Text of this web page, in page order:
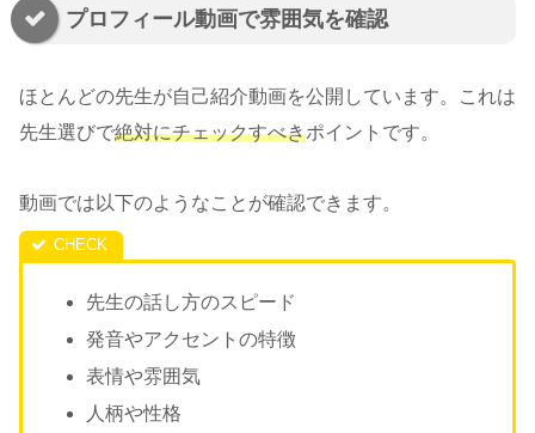
プロフィール動画で雰囲気を確認
ほとんどの先生が自己紹介動画を公開しています。これは
先生選びで絶対にチェックすべきポイントです。
動画では以下のようなことが確認できます。
先生の話し方のスピード
発音やアクセントの特徴
表情や雰囲気
人柄や性格